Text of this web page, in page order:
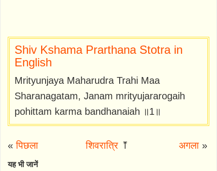
Shiv Kshama Prarthana Stotra in
English
Mrityunjaya Maharudra Trahi Maa
Sharanagatam, Janam mrityujararogaih
pohittam karma bandhanaiah ॥1॥
«पिछला शिवरात्रि⤒ अगला»
यह भी जानें